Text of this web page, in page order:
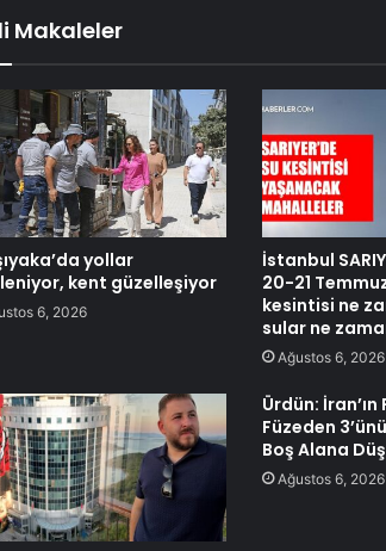
Makaleler
yollar
kent güzelleşiyor
6, 2026
İstanbul
20-21
kesintisi ne
sular ne
Ağustos 6, 2026
Ürdün: İran’ın
Füzeden
Boş Alana
Ağustos 6, 2026